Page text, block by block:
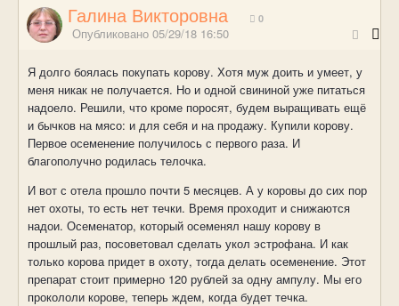
Галина Викторовна 0
Опубликовано 05/29/18 16:50
Я долго боялась покупать корову. Хотя муж доить и умеет, у
меня никак не получается. Но и одной свининой уже питаться
надоело. Решили, что кроме поросят, будем выращивать ещё
и бычков на мясо: и для себя и на продажу. Купили корову.
Первое осеменение получилось с первого раза. И
благополучно родилась телочка.
И вот с отела прошло почти 5 месяцев. А у коровы до сих пор
нет охоты, то есть нет течки. Время проходит и снижаются
надои. Осеменатор, который осеменял нашу корову в
прошлый раз, посоветовал сделать укол эстрофана. И как
только корова придет в охоту, тогда делать осеменение. Этот
препарат стоит примерно 120 рублей за одну ампулу. Мы его
прокололи корове, теперь ждем, когда будет течка.